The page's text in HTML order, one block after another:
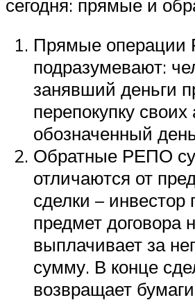
сегодня: прямые и
Прямые
подразумевают:
занявший деньги
перепокупку своих
обозначенный
Обратные РЕПО
отличаются от
сделки – инвестор
предмет договора
выплачивает за
сумму. В конце
возвращает